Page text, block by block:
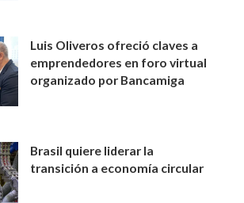
Luis Oliveros ofreció claves a
emprendedores en foro virtual
organizado por Bancamiga
Brasil quiere liderar la
transición a economía circular